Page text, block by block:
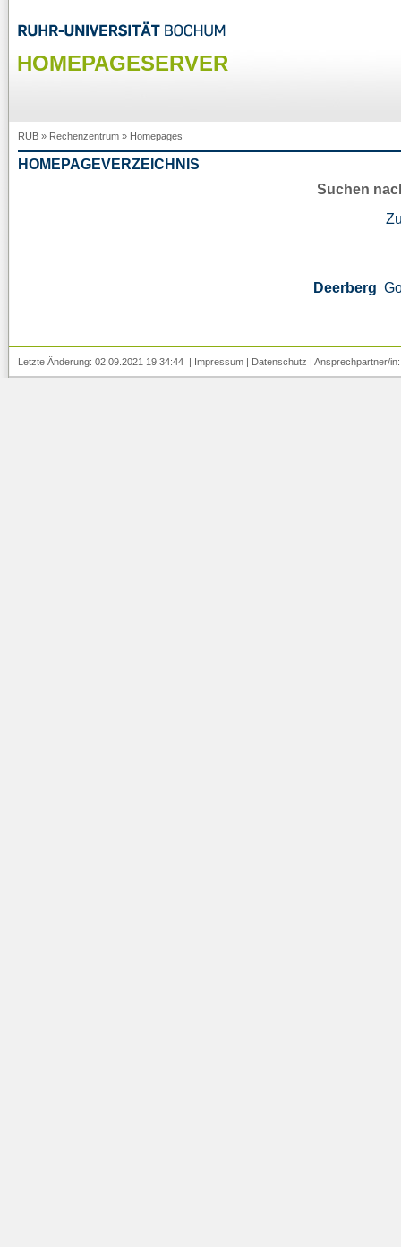
HOMEPAGESERVER
RUB » Rechenzentrum » Homepages
HOMEPAGEVERZEICHNIS
Suchen
Deerberg
Letzte Änderung: 02.09.2021 19:34:44 | Impressum | Datenschutz | Ansprechpartner/